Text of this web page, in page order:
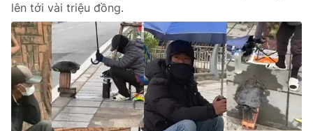
THỜI BÁO VTV
Theo dõi báo trên
Cơ quan chủ quản:Đài Truyền hình Việt Nam
lên tới vài triệu đồng.